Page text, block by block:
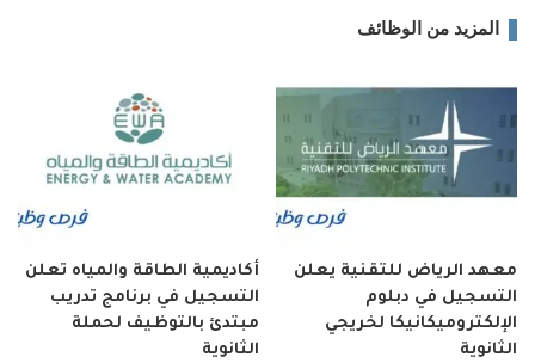
المزيد من الوظائف
معهد الرياض للتقنية يعلن
التسجيل في دبلوم
الإلكتروميكانيكا لخريجي
الثانوية
أكاديمية الطاقة والمياه تعلن
التسجيل في برنامج تدريب
مبتدئ بالتوظيف لحملة
الثانوية